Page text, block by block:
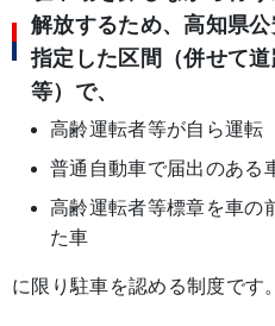
解放するため、高知県
指定した区間（併せて
等）で、
高齢運転者等が自ら運転
普通自動車で届出のある
高齢運転者等標章を車の
た車
に限り駐車を認める制度です。